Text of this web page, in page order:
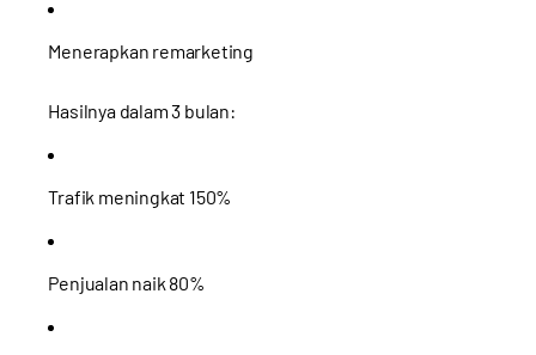
Menerapkan remarketing
Hasilnya dalam 3 bulan:
Trafik meningkat 150%
Penjualan naik 80%